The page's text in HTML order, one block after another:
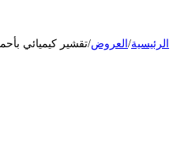
/العروض تقشير كيميائي بأحماض